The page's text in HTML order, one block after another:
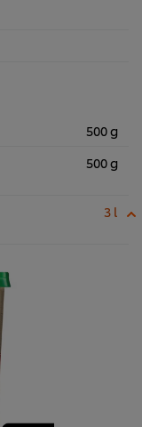
500 g
500 g
3 l